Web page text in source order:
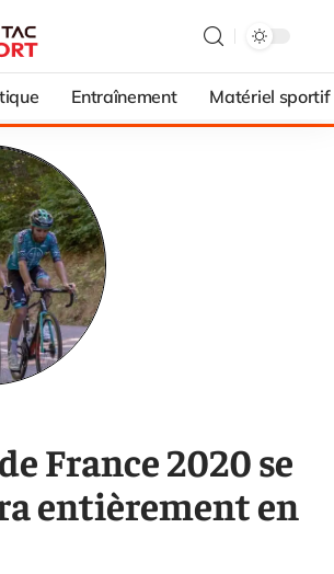
Entraînement Matériel sportif
France 2020 se
entièrement en